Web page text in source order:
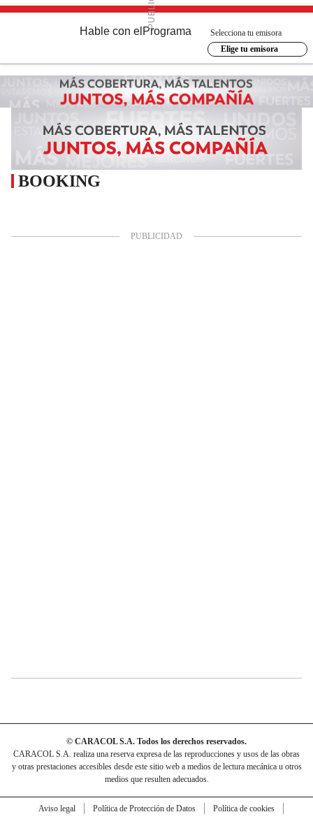
Hable con el Programa
Selecciona tu emisora
Elige tu emisora
BOOKING
© CARACOL S.A. Todos los derechos reservados.
CARACOL S.A. realiza una reserva expresa de las reproducciones y usos de las obras
y otras prestaciones accesibles desde este sitio web a medios de lectura mecánica u otros
medios que resulten adecuados.
Aviso legal Política de Protección de Datos
Política de cookies